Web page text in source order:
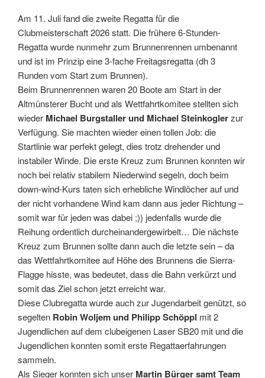
Am 11. Juli fand die zweite Regatta für die
Clubmeisterschaft 2026 statt. Die frühere 6-Stunden-
Regatta wurde nunmehr zum Brunnenrennen umbenannt
und ist im Prinzip eine 3-fache Freitagsregatta (dh 3
Runden vom Start zum Brunnen).
Beim Brunnenrennen waren 20 Boote am Start in der
Altmünsterer Bucht und als Wettfahrtkomitee stellten sich
wieder Michael Burgstaller und Michael Steinkoglerzur
Verfügung. Sie machten wieder einen tollen Job: die
Startlinie war perfekt gelegt, dies trotz drehender und
instabiler Winde. Die erste Kreuz zum Brunnen konnten wir
noch bei relativ stabilem Niederwind segeln, doch beim
down-wind-Kurs taten sich erhebliche Windlöcher auf und
der nicht vorhandene Wind kam dann aus jeder Richtung –
somit war für jeden was dabei ;)) jedenfalls wurde die
Reihung ordentlich durcheinandergewirbelt… Die nächste
Kreuz zum Brunnen sollte dann auch die letzte sein – da
das Wettfahrtkomitee auf Höhe des Brunnens die Sierra-
Flagge hisste, was bedeutet, dass die Bahn verkürzt und
somit das Ziel schon jetzt erreicht war.
Diese Clubregatta wurde auch zur Jugendarbeit genützt, so
segelten Robin Woljem und Philipp Schöppl mit 2
Jugendlichen auf dem clubeigenen Laser SB20 mit und die
Jugendlichen konnten somit erste Regattaerfahrungen
sammeln.
Als Sieger konnten sich unser Martin Bürger samt Team